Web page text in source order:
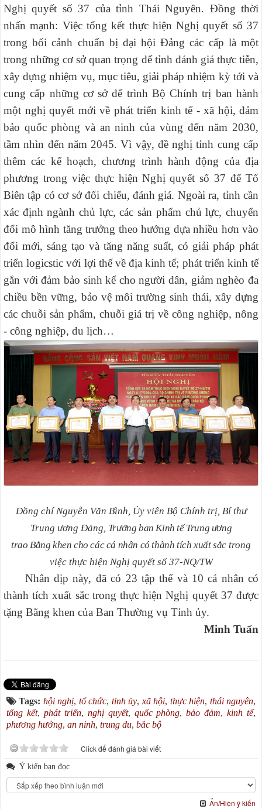
Nghị quyết số 37 của tỉnh Thái Nguyên. Đồng thời
nhấn mạnh: Việc tổng kết thực hiện Nghị quyết số 37
trong bối cảnh chuẩn bị đại hội Đảng các cấp là một
trong những cơ sở quan trọng để tỉnh đánh giá thực tiễn,
xây dựng nhiệm vụ, mục tiêu, giải pháp nhiệm kỳ tới và
cung cấp những cơ sở để trình Bộ Chính trị ban hành
một nghị quyết mới về phát triển kinh tế - xã hội, đảm
bảo quốc phòng và an ninh của vùng đến năm 2030,
tầm nhìn đến năm 2045. Vì vậy, đề nghị tỉnh cung cấp
thêm các kế hoạch, chương trình hành động của địa
phương trong việc thực hiện Nghị quyết số 37 để Tổ
Biên tập có cơ sở đối chiếu, đánh giá. Ngoài ra, tỉnh cần
xác định ngành chủ lực, các sản phẩm chủ lực, chuyển
đổi mô hình tăng trưởng theo hướng dựa nhiều hơn vào
đổi mới, sáng tạo và tăng năng suất, có giải pháp phát
triển logicstic với lợi thế về địa kinh tế; phát triển kinh tế
gắn với đảm bảo sinh kế cho người dân, giảm nghèo đa
chiều bền vững, bảo vệ môi trường sinh thái, xây dựng
các chuỗi sản phẩm, chuỗi giá trị về công nghiệp, nông
- công nghiệp, du lịch…
Đồng chí Nguyễn Văn Bình, Ủy viên Bộ Chính trị, Bí thư
Trung ương Đảng, Trưởng ban Kinh tế Trung ương
trao Bằng khen cho các cá nhân có thành tích xuất sắctrong
việc thực hiện Nghị quyết số 37-NQ/TW
Nhân dịp này, đã có 23 tập thể và 10 cá nhân có
thành tích xuất sắc trong thực hiện Nghị quyết 37 được
tặng Bằng khen của Ban Thường vụ Tỉnh ủy.
Minh Tuấn
Tags: hội nghị, tổ chức, tỉnh ủy, xã hội, thực hiện, thái nguyên,
tổng kết, phát triển, nghị quyết, quốc phòng,bảo đảm,kinh tế,
phương hướng, an ninh, trung du, bắc bộ
Click để đánh giá bài viết
Ý kiến bạn đọc
Ẩn/Hiện ý kiến